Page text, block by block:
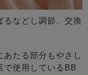
るなどし調節、交換
あたる部分もやさし
で使用しているBB